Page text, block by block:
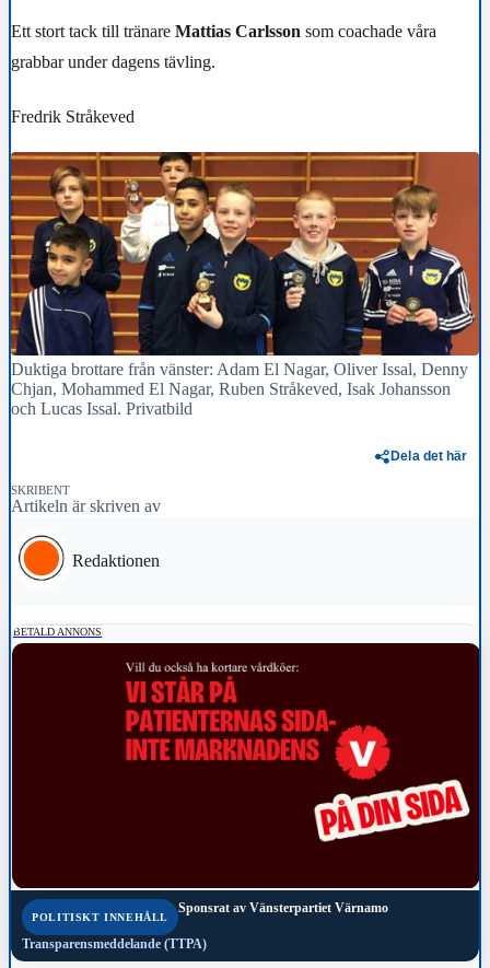
Ett stort tack till tränare Mattias Carlsson som coachade våra
grabbar under dagens tävling.
Fredrik Stråkeved
Duktiga brottare från vänster: Adam El Nagar, Oliver Issal, Denny
Chjan, Mohammed El Nagar, Ruben Stråkeved, Isak Johansson
och Lucas Issal. Privatbild
Dela det här
SKRIBENT
Artikeln är skriven av
Redaktionen
BETALD ANNONS
POLITISKT INNEHÅLL
Sponsrat av Vänsterpartiet Värnamo
Transparensmeddelande (TTPA)